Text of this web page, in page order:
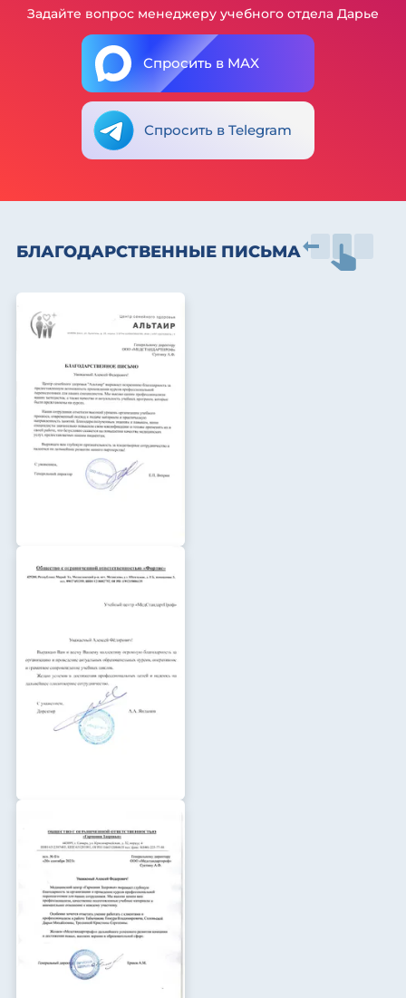
Задайте вопрос менеджеру учебного отдела Дарье
Спросить в MAX
Спросить в Telegram
БЛАГОДАРСТВЕННЫЕ ПИСЬМА